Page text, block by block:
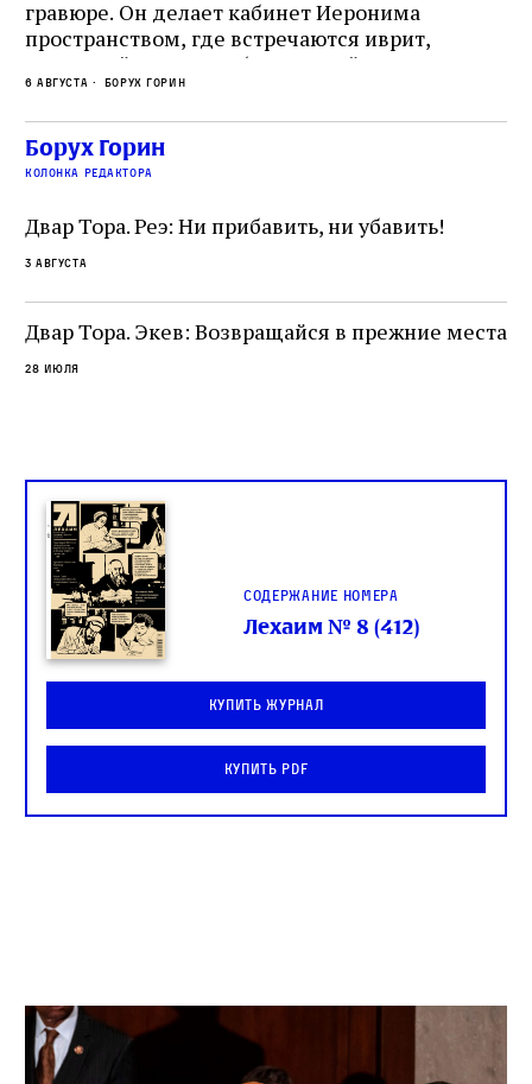
гравюре. Он делает кабинет Иеронима
пространством, где встречаются иврит,
греческий и латынь; буквальный смысл и
церковная традиция; филологическая
точность и понятность; переводчик,
убеждённый в необходимости исправления, и
читатель, воспринимающий исправление как
не просто покровитель переводчиков,
окружённый книгами. Перед нами человек,
одно решение которого вызвало возмущение
целой общины и стало частью многовекового
спора о том, кому принадлежит последнее
слово в переводе Библии
6 августа Борух Горин
Борух Горин
колонка редактора
Двар Тора. Реэ: Ни прибавить, ни убавить!
3 августа
Двар Тора. Экев: Возвращайся в прежние места
28 июля
Содержание номера
Лехаим № 8 (412)
Купить журнал
Купить PDF